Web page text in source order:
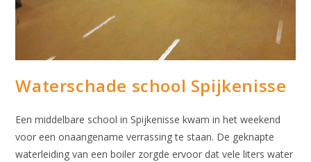
Waterschade school Spijkenisse
Een middelbare school in Spijkenisse kwam in het weekend
voor een onaangename verrassing te staan. De geknapte
waterleiding van een boiler zorgde ervoor dat vele liters water